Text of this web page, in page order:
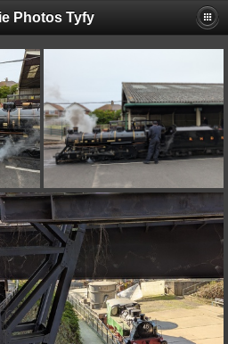
Photos Tyfy